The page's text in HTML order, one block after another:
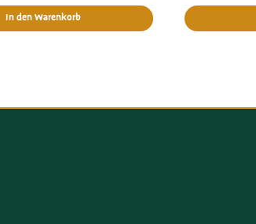
In den Warenkorb